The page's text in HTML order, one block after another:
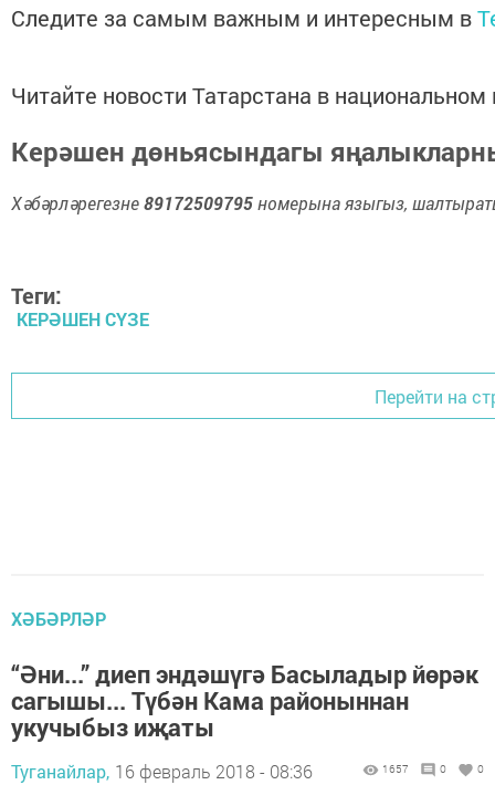
Следите за самым важным и интересным в
Читайте новости Татарстана в
Керәшен дөньясындагы
Хәбәрләрегезне89172509795номерына языгыз,
Теги:
КЕРӘШЕН СҮЗЕ
Перейти на
ХӘБӘРЛӘР
“Әни...” диеп эндәшүгә Басыладыр йөрәк
сагышы... Түбән Кама районыннан
укучыбыз иҗаты
Туганайлар, 16 февраль 2018 - 08:36 1657 0 0